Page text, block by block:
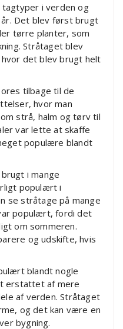
i verden og
Det blev først brugt
tørre planter, som
Stråtaget blev
det blev brugt helt
tilbage til de
hvor man
strå, halm og tørv til
var lette at skaffe
populære blandt
i mange
populært i
se stråtage på mange
populært, fordi det
om sommeren.
og udskifte, hvis
blandt nogle
erstattet af mere
af verden. Stråtaget
og det kan være en
bygning.